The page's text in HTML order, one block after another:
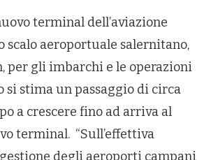
terminal dell’aviazione
scalo aeroportuale salernitano,
gli imbarchi e le operazioni
si stima un passaggio di circa
a crescere fino ad arriva al
terminal. “Sull’effettiva
degli aeroporti campani